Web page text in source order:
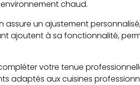
chaud.
un ajustement
ajoutent à sa fonctionnalité,
votre tenue
adaptés aux cuisines